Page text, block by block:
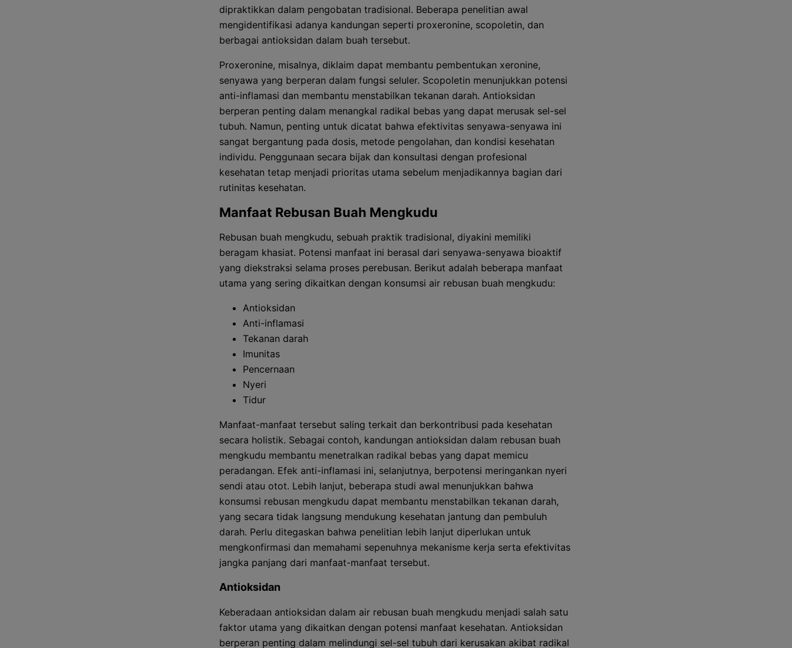
dipraktikkan dalam pengobatan tradisional. Beberapa penelitian awal
mengidentifikasi adanya kandungan seperti proxeronine, scopoletin, dan
berbagai antioksidan dalam buah tersebut.
Proxeronine, misalnya, diklaim dapat membantu pembentukan xeronine,
senyawa yang berperan dalam fungsi seluler. Scopoletin menunjukkan potensi
anti-inflamasi dan membantu menstabilkan tekanan darah. Antioksidan
berperan penting dalam menangkal radikal bebas yang dapat merusak sel-sel
tubuh. Namun, penting untuk dicatat bahwa efektivitas senyawa-senyawa ini
sangat bergantung pada dosis, metode pengolahan, dan kondisi kesehatan
individu. Penggunaan secara bijak dan konsultasi dengan profesional
kesehatan tetap menjadi prioritas utama sebelum menjadikannya bagian dari
rutinitas kesehatan.
Manfaat Rebusan Buah Mengkudu
Rebusan buah mengkudu, sebuah praktik tradisional, diyakini memiliki
beragam khasiat. Potensi manfaat ini berasal dari senyawa-senyawa bioaktif
yang diekstraksi selama proses perebusan. Berikut adalah beberapa manfaat
utama yang sering dikaitkan dengan konsumsi air rebusan buah mengkudu:
Antioksidan
Anti-inflamasi
Tekanan darah
Imunitas
Pencernaan
Nyeri
Tidur
Manfaat-manfaat tersebut saling terkait dan berkontribusi pada kesehatan
secara holistik. Sebagai contoh, kandungan antioksidan dalam rebusan buah
mengkudu membantu menetralkan radikal bebas yang dapat memicu
peradangan. Efek anti-inflamasi ini, selanjutnya, berpotensi meringankan nyeri
sendi atau otot. Lebih lanjut, beberapa studi awal menunjukkan bahwa
konsumsi rebusan mengkudu dapat membantu menstabilkan tekanan darah,
yang secara tidak langsung mendukung kesehatan jantung dan pembuluh
darah. Perlu ditegaskan bahwa penelitian lebih lanjut diperlukan untuk
mengkonfirmasi dan memahami sepenuhnya mekanisme kerja serta efektivitas
jangka panjang dari manfaat-manfaat tersebut.
Antioksidan
Keberadaan antioksidan dalam air rebusan buah mengkudu menjadi salah satu
faktor utama yang dikaitkan dengan potensi manfaat kesehatan. Antioksidan
berperan penting dalam melindungi sel-sel tubuh dari kerusakan akibat radikal